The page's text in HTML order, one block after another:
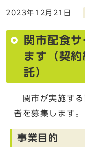
2023年12月21日
関市配食
ます（契
託）
関市が実施する
者を募集します。
事業目的